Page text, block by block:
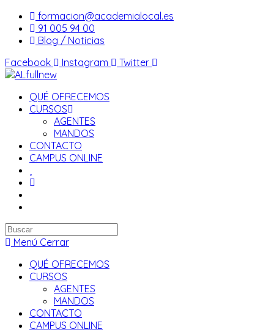
Saltar
contenido
formacion@academialocal.es
91 005 94 00
Blog / Noticias
Facebook
Instagram Twitter
QUÉ OFRECEMOS
CURSOS
AGENTES
MANDOS
CONTACTO
CAMPUS ONLINE
Buscar
en
web
Menú Cerrar
QUÉ OFRECEMOS
CURSOS
AGENTES
MANDOS
CONTACTO
CAMPUS ONLINE